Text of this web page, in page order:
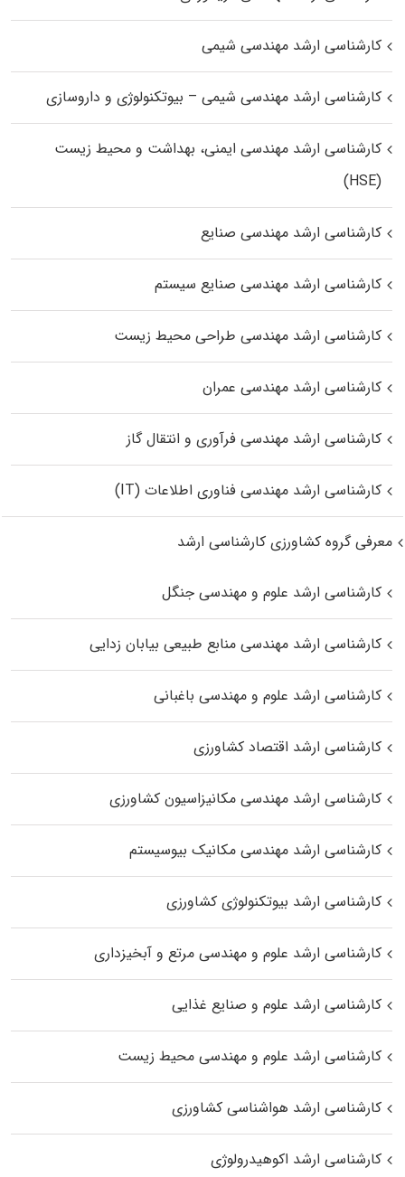
کارشناسی ارشد مهندسی شیمی
کارشناسی ارشد مهندسی شیمی – بیوتکنولوژی و داروسازی
کارشناسی ارشد مهندسی ایمنی، بهداشت و محیط زیست
(HSE)
کارشناسی ارشد مهندسی صنایع
کارشناسی ارشد مهندسی صنایع سیستم
کارشناسی ارشد مهندسی طراحی محیط زیست
کارشناسی ارشد مهندسی عمران
کارشناسی ارشد مهندسی فرآوری و انتقال گاز
کارشناسی ارشد مهندسی فناوری اطلاعات (IT)
معرفی گروه کشاورزی کارشناسی ارشد
کارشناسی ارشد علوم و مهندسی جنگل
کارشناسی ارشد مهندسی منابع طبیعی بیابان زدایی
کارشناسی ارشد علوم و مهندسی باغبانی
کارشناسی ارشد اقتصاد کشاورزی
کارشناسی ارشد مهندسی مکانیزاسیون کشاورزی
کارشناسی ارشد مهندسی مکانیک بیوسیستم
کارشناسی ارشد بیوتکنولوژی کشاورزی
کارشناسی ارشد علوم و مهندسی مرتع و آبخیزداری
کارشناسی ارشد علوم و صنایع غذایی
کارشناسی ارشد علوم و مهندسی محیط زیست
کارشناسی ارشد هواشناسی کشاورزی
کارشناسی ارشد اکوهیدرولوژی